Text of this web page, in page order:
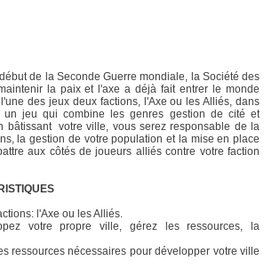
de la Seconde Guerre mondiale, la Société des
la paix et l'axe a déjà fait entrer le monde
des jeux deux factions, l'Axe ou les Alliés, dans
un jeu qui combine les genres gestion de cité et
bâtissant votre ville, vous serez responsable de la
la gestion de votre population et la mise en place
aux côtés de joueurs alliés contre votre faction
l'Axe ou les Alliés.
votre propre ville, gérez les ressources, la
ressources nécessaires pour développer votre ville